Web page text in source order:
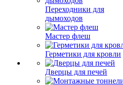
Переходники для
дымоходов
Мастер флеш
Герметики для кровли
Дверцы для печей